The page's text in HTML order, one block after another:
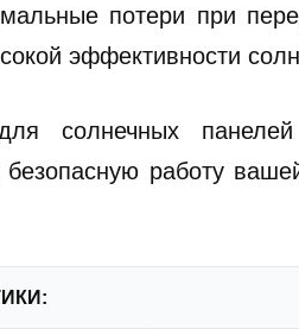
потери при
эффективности
для солнечных
работу